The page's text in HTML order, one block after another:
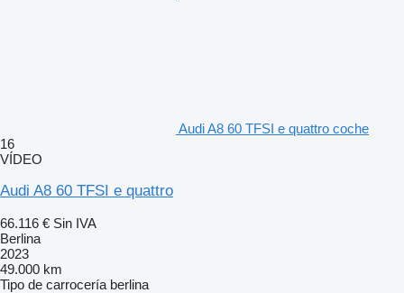
Audi A8 60 TFSI e quattro coche
16
VÍDEO
Audi A8 60 TFSI e quattro
66.116 € Sin IVA
Berlina
2023
49.000 km
Tipo de carrocería berlina